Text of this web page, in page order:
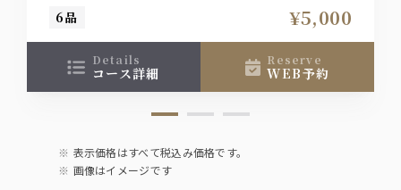
酒蔵の果実酒サワー
・香る紅茶サワー
・八海山梅酒
6品
¥5,000
details
コース詳細
reserve
WEB予約
表示価格はすべて税込み価格です。
画像はイメージです